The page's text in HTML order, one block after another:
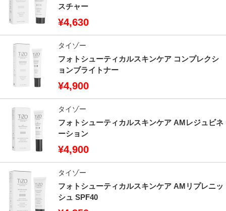
スチャー
¥4,630
タイゾー
フォトシューティカルスキンケア コンプレクシ
ョンブライトナー
¥4,900
タイゾー
フォトシューティカルスキンケア AMレジュビネ
ーション
¥4,900
タイゾー
フォトシューティカルスキンケア AMリプレニッ
シュ SPF40